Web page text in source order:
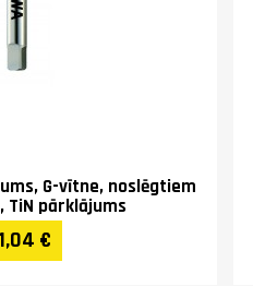
G-vītne, noslēgtiem
TiN pārklājums
€